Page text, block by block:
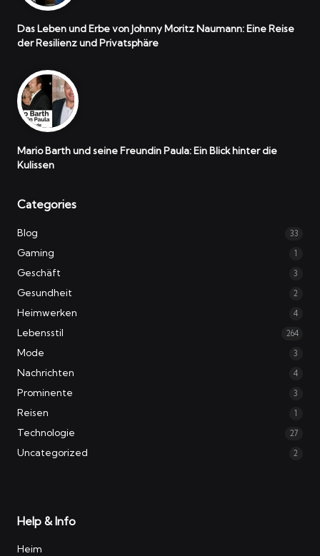
Das Leben und Erbe von Johnny Moritz Naumann: Eine Reise
der Resilienz und Privatsphäre
Mario Barth und seine Freundin Paula: Ein Blick hinter die
Kulissen
Categories
Blog 33
Gaming 1
Geschäft 3
Gesundheit 2
Heimwerken 4
Lebensstil 264
Mode 3
Nachrichten 4
Prominente 3
Reisen 1
Technologie 27
Uncategorized 2
Help & Info
Heim